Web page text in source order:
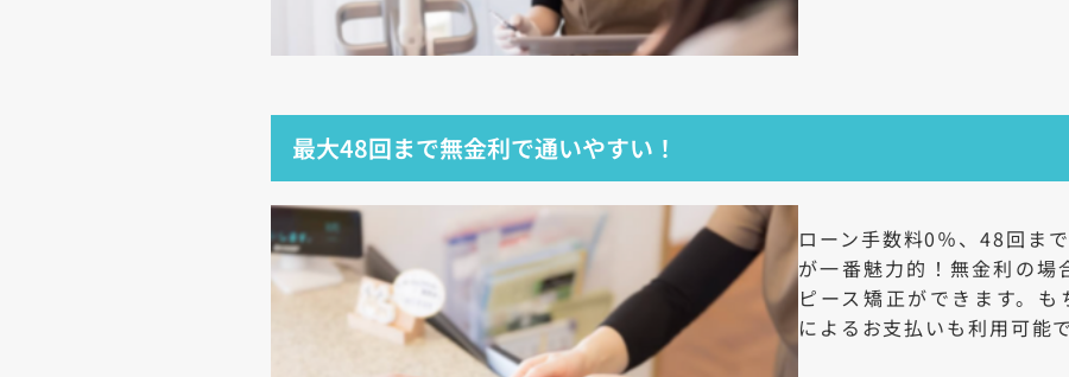
最大48回まで無金利で通いやすい！
ローン手数料0％、48回ま
が一番魅力的！無金利の
ピース矯正ができます。
によるお支払いも利用可能で